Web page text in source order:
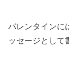
バレンタインに
ッセージとして